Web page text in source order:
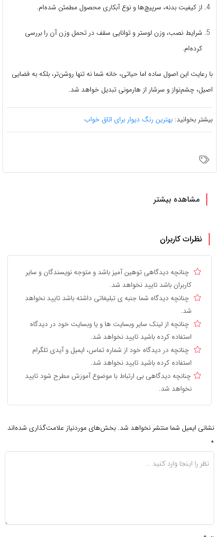
از کیفیت بدنه، سرپیچ‌ها و نوع آبکاری محصول مطمئن شده‌ام.
شرایط نصب، وزن لوستر و توانایی سقف در تحمل وزن آن را بررسی
کرده‌ام.
با رعایت این اصول ساده اما حیاتی، خانه شما نه تنها روشن‌تر، بلکه به فضایی
اصیل، چشم‌نواز و سرشار از هارمونی تبدیل خواهد شد.
بیشتر بخوانید: بهترین رنگ دیوار برای اتاق خواب
مشاهده بیشتر
نظرات کاربران
چنانچه دیدگاهی توهین آمیز باشد و متوجه نویسندگان و سایر
کاربران باشد تایید نخواهد شد.
چنانچه دیدگاه شما جنبه ی تبلیغاتی داشته باشد تایید نخواهد
شد.
چنانچه از لینک سایر وبسایت ها و یا وبسایت خود در دیدگاه
استفاده کرده باشید تایید نخواهد شد.
چنانچه در دیدگاه خود از شماره تماس، ایمیل و آیدی تلگرام
استفاده کرده باشید تایید نخواهد شد.
چنانچه دیدگاهی بی ارتباط با موضوع آموزش مطرح شود تایید
نخواهد شد.
نشانی ایمیل شما منتشر نخواهد شد. بخش‌های موردنیاز علامت‌گذاری شده‌اند
*